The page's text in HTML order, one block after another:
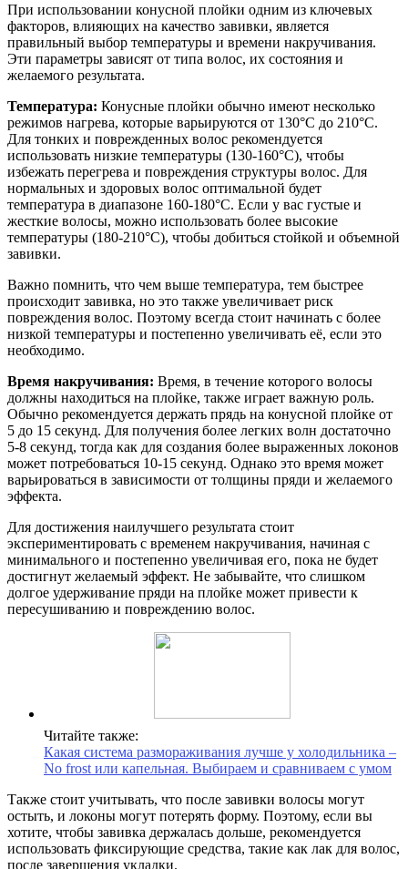
При использовании конусной плойки одним из ключевых
факторов, влияющих на качество завивки, является
правильный выбор температуры и времени накручивания.
Эти параметры зависят от типа волос, их состояния и
желаемого результата.
Температура: Конусные плойки обычно имеют несколько
режимов нагрева, которые варьируются от 130°C до 210°C.
Для тонких и поврежденных волос рекомендуется
использовать низкие температуры (130-160°C), чтобы
избежать перегрева и повреждения структуры волос. Для
нормальных и здоровых волос оптимальной будет
температура в диапазоне 160-180°C. Если у вас густые и
жесткие волосы, можно использовать более высокие
температуры (180-210°C), чтобы добиться стойкой и объемной
завивки.
Важно помнить, что чем выше температура, тем быстрее
происходит завивка, но это также увеличивает риск
повреждения волос. Поэтому всегда стоит начинать с более
низкой температуры и постепенно увеличивать её, если это
необходимо.
Время накручивания: Время, в течение которого волосы
должны находиться на плойке, также играет важную роль.
Обычно рекомендуется держать прядь на конусной плойке от
5 до 15 секунд. Для получения более легких волн достаточно
5-8 секунд, тогда как для создания более выраженных локонов
может потребоваться 10-15 секунд. Однако это время может
варьироваться в зависимости от толщины пряди и желаемого
эффекта.
Для достижения наилучшего результата стоит
экспериментировать с временем накручивания, начиная с
минимального и постепенно увеличивая его, пока не будет
достигнут желаемый эффект. Не забывайте, что слишком
долгое удерживание пряди на плойке может привести к
пересушиванию и повреждению волос.
Читайте также:
Какая система размораживания лучше у холодильника –
No frost или капельная. Выбираем и сравниваем с умом
Также стоит учитывать, что после завивки волосы могут
остыть, и локоны могут потерять форму. Поэтому, если вы
хотите, чтобы завивка держалась дольше, рекомендуется
использовать фиксирующие средства, такие как лак для волос,
после завершения укладки.